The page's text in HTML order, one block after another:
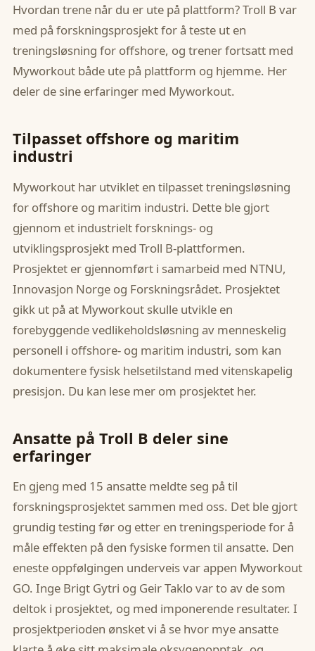
Hvordan trene når du er ute på plattform? Troll B var
med på forskningsprosjekt for å teste ut en
treningsløsning for offshore, og trener fortsatt med
Myworkout både ute på plattform og hjemme. Her
deler de sine erfaringer med Myworkout.
Tilpasset offshore og maritim
industri
Myworkout har utviklet en tilpasset treningsløsning
for offshore og maritim industri. Dette ble gjort
gjennom et industrielt forsknings- og
utviklingsprosjekt med Troll B-plattformen.
Prosjektet er gjennomført i samarbeid med NTNU,
Innovasjon Norge og Forskningsrådet. Prosjektet
gikk ut på at Myworkout skulle utvikle en
forebyggende vedlikeholdsløsning av menneskelig
personell i offshore- og maritim industri, som kan
dokumentere fysisk helsetilstand med vitenskapelig
presisjon. Du kan lese mer om prosjektet her.
Ansatte på Troll B deler sine
erfaringer
En gjeng med 15 ansatte meldte seg på til
forskningsprosjektet sammen med oss. Det ble gjort
grundig testing før og etter en treningsperiode for å
måle effekten på den fysiske formen til ansatte. Den
eneste oppfølgingen underveis var appen Myworkout
GO. Inge Brigt Gytri og Geir Taklo var to av de som
deltok i prosjektet, og med imponerende resultater. I
prosjektperioden ønsket vi å se hvor mye ansatte